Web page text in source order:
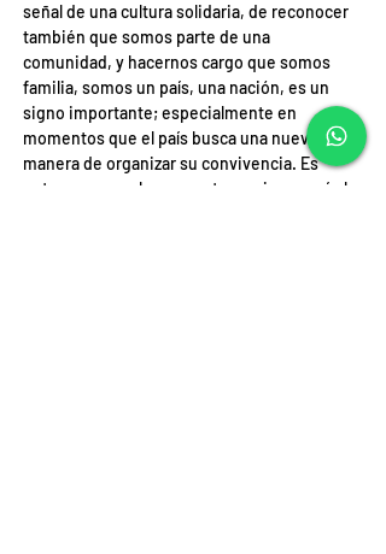
señal de una cultura solidaria, de reconocer
también que somos parte de una
comunidad, y hacernos cargo que somos
familia, somos un país, una nación, es un
signo importante; especialmente en
momentos que el país busca una nueva
manera de organizar su convivencia. Es
entonces no solo un aporte a quienes más lo